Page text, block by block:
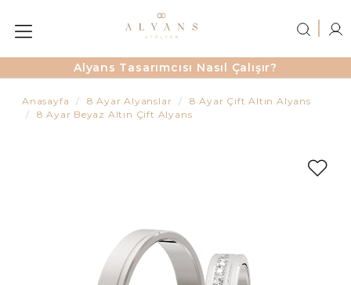
Alyans Tasarımcısı Nasıl Çalışır?
Anasayfa 8 Ayar Alyanslar
8 Ayar Çift Altın Alyans
8 Ayar Beyaz Altın Çift Alyans